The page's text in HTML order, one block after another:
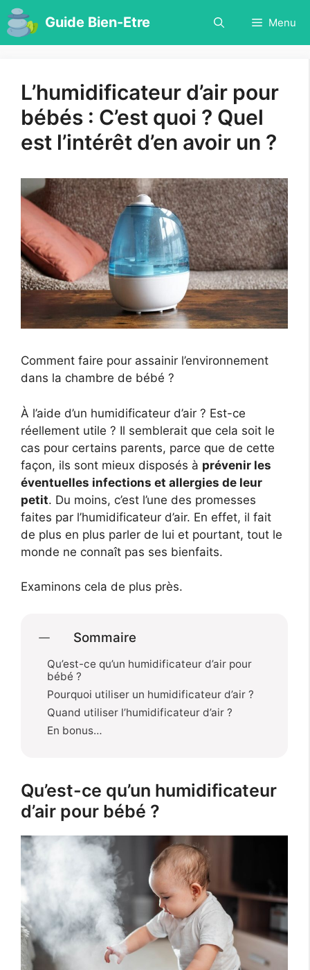
Aller
au
contenu
Guide Bien-Etre Menu
L’humidificateur d’air pour
bébés : C’est quoi ? Quel
est l’intérêt d’en avoir un ?
Comment faire pour assainir l’environnement
dans la chambre de bébé ?
À l’aide d’un humidificateur d’air ? Est-ce
réellement utile ? Il semblerait que cela soit le
cas pour certains parents, parce que de cette
façon, ils sont mieux disposés à prévenir les
éventuelles infections et allergies de leur
petit. Du moins, c’est l’une des promesses
faites par l’humidificateur d’air. En effet, il fait
de plus en plus parler de lui et pourtant, tout le
monde ne connaît pas ses bienfaits.
Examinons cela de plus près.
Sommaire
Qu’est-ce qu’un humidificateur d’air pour
bébé ?
Pourquoi utiliser un humidificateur d’air ?
Quand utiliser l’humidificateur d’air ?
En bonus…
Qu’est-ce qu’un humidificateur
d’air pour bébé ?